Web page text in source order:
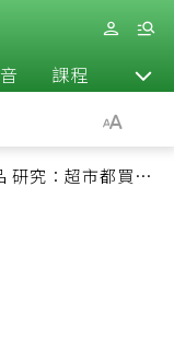
課程 退休
研究：超市都買得